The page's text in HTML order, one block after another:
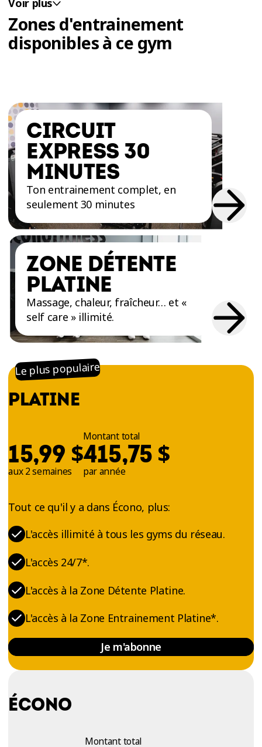
Voir plus
Zones d'entrainement
disponibles à ce gym
CIRCUIT
EXPRESS 30
MINUTES
Ton entrainement complet, en
seulement 30 minutes
ZONE DÉTENTE
PLATINE
Massage, chaleur, fraîcheur… et «
self care » illimité.
ÉCONO
Montant total
Le plus populaire
PLATINE
15,99 $
aux 2 semaines
Montant total
415,75 $
par année
Tout ce qu'il y a dans Écono, plus:
L'accès illimité à tous les gyms du réseau.
L'accès 24/7*.
L'accès à la Zone Détente Platine.
L'accès à la Zone Entrainement Platine*.
Je m'abonne